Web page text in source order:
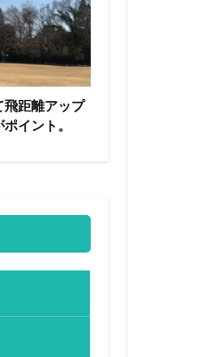
飛距離アップ
イント。